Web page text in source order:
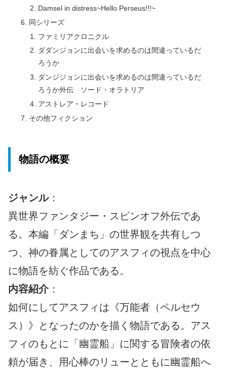
Damsel in distress~Hello Perseus!!!~
同シリーズ
ファミリアクロニクル
ダダンジョンに出会いを求めるのは間違っているだ
ろうか
ダンジジョンに出会いを求めるのは間違っているだ
ろうか外伝 ソード・オラトリア
アストレア・レコード
その他フィクション
物語の概要
ジャンル：
異世界ファンタジー・スピンオフ外伝であ
る。本編「ダンまち」の世界観を共有しつ
つ、神の眷属としてのアスフィの視点を中心
に物語を紡ぐ作品である。
内容紹介：
如何にしてアスフィは《万能者（ペルセウ
ス）》となったのかを描く物語である。アス
フィのもとに「幽霊船」に関する冒険者の依
頼が届き、用心棒のリューとともに幽霊船へ